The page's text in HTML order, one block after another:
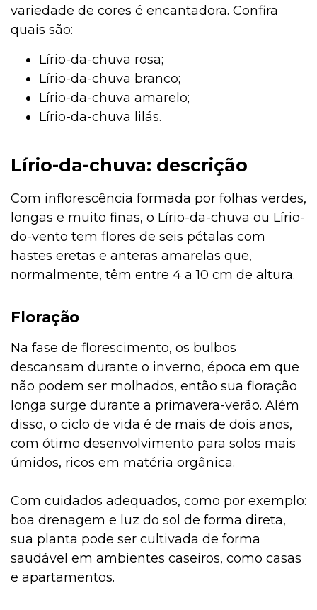
variedade de cores é encantadora. Confira
quais são:
Lírio-da-chuva rosa;
Lírio-da-chuva branco;
Lírio-da-chuva amarelo;
Lírio-da-chuva lilás.
Lírio-da-chuva: descrição
Com inflorescência formada por folhas verdes,
longas e muito finas, o Lírio-da-chuva ou Lírio-
do-vento tem flores de seis pétalas com
hastes eretas e anteras amarelas que,
normalmente, têm entre 4 a 10 cm de altura.
Floração
Na fase de florescimento, os bulbos
descansam durante o inverno, época em que
não podem ser molhados, então sua floração
longa surge durante a primavera-verão. Além
disso, o ciclo de vida é de mais de dois anos,
com ótimo desenvolvimento para solos mais
úmidos, ricos em matéria orgânica.
Com cuidados adequados, como por exemplo:
boa drenagem e luz do sol de forma direta,
sua planta pode ser cultivada de forma
saudável em ambientes caseiros, como casas
e apartamentos.